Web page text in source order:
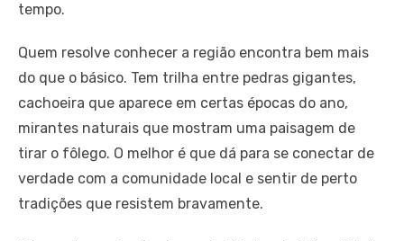
tempo.
Quem resolve conhecer a região encontra bem mais
do que o básico. Tem trilha entre pedras gigantes,
cachoeira que aparece em certas épocas do ano,
mirantes naturais que mostram uma paisagem de
tirar o fôlego. O melhor é que dá para se conectar de
verdade com a comunidade local e sentir de perto
tradições que resistem bravamente.